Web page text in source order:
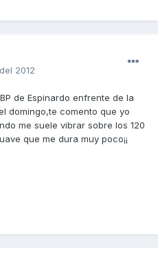
2012
de Espinardo enfrente de la
domingo,te comento que yo
me suele vibrar sobre los 120
que me dura muy poco¡¡